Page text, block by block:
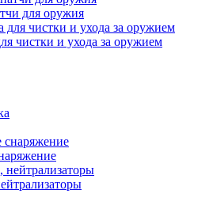
для оружия
чистки и ухода за оружием